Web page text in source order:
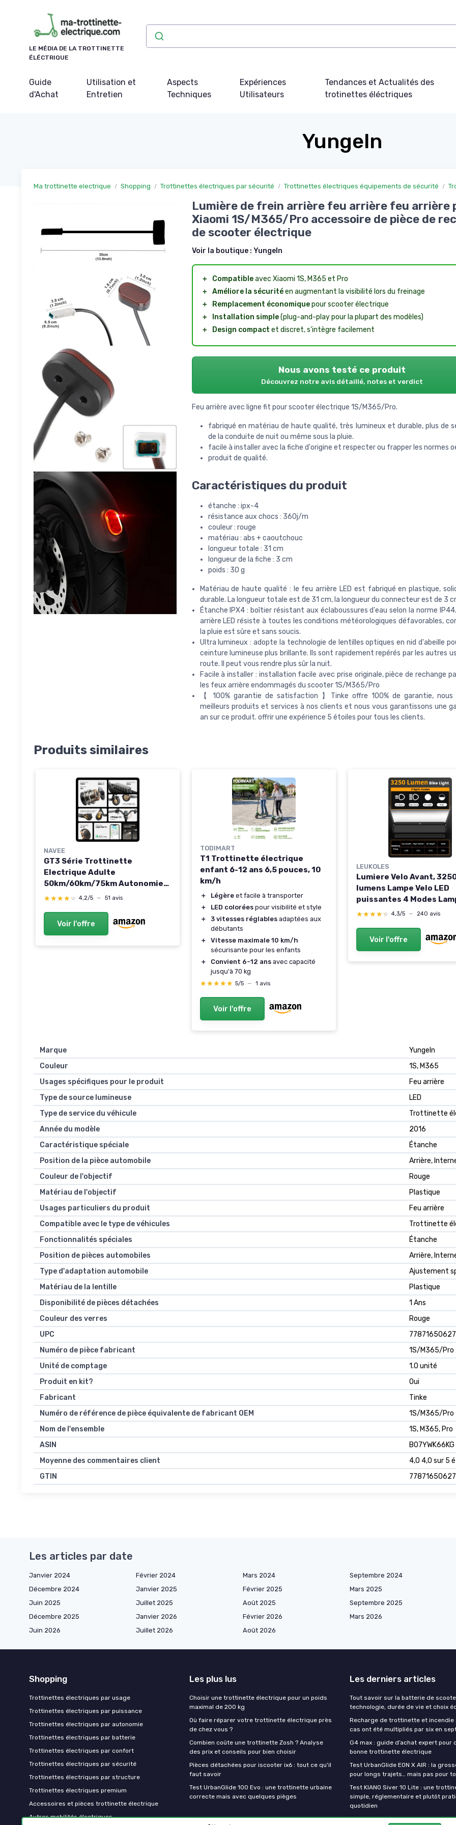
LE MÉDIA DE LA TROTTINETTE
ÉLÉCTRIQUE
Guide
d'Achat
Utilisation et
Entretien
Aspects
Techniques
Expériences
Utilisateurs
Tendances et Actualités des
trotinettes éléctriques
Yungeln
Ma trottinette electrique Shopping Trottinettes électriques par sécurité Trottinettes électriques équipements de sécurité
Lumière de frein arrière feu arrière feu arrière
Xiaomi 1S/M365/Pro accessoire de pièce de
de scooter électrique
Voir la boutique : Yungeln
＋ Compatibleavec Xiaomi 1S, M365 et Pro
＋ Améliore la sécuritéen augmentant la visibilité lors du freinage
＋
Remplacement économiquepour scooter électrique
＋
Installation simple(plug-and-play pour la plupart des modèles)
＋
Design compact et discret, s'intègre facilement
Nous avons testé ce produit
Découvrez notre avis détaillé, notes et verdict
Feu arrière avec ligne fit pour scooter électrique 1S/M365/Pro.
fabriqué en matériau de haute qualité, très lumineux et durable, plus de
de la conduite de nuit ou même sous la pluie.
facile à installer avec la fiche d'origine et respecter ou frapper les normes
produit de qualité.
Caractéristiques du produit
étanche : ipx-4
résistance aux chocs : 360j/m
couleur : rouge
matériau : abs + caoutchouc
longueur totale : 31 cm
longueur de la fiche : 3 cm
poids : 30 g
Matériau de haute qualité : le feu arrière LED est fabriqué en plastique,
durable. La longueur totale est de 31 cm, la longueur du connecteur est de 3
Étanche IPX4 : boîtier résistant aux éclaboussures d'eau selon la norme
arrière LED résiste à toutes les conditions météorologiques défavorables,
la pluie est sûre et sans soucis.
Ultra lumineux : adopte la technologie de lentilles optiques en nid d'abeille
ceinture lumineuse plus brillante. Ils sont rapidement repérés par les autres
route. Il peut vous rendre plus sûr la nuit.
Facile à installer : installation facile avec prise originale, pièce de rechange
les feux arrière endommagés du scooter 1S/M365/Pro
【 100% garantie de satisfaction 】Tinke offre 100% de garantie, nous
meilleurs produits et services à nos clients et nous vous garantissons une
an sur ce produit. offrir une expérience 5 étoiles pour tous les clients.
Produits similaires
NAVEE
GT3 Série Trottinette
Electrique Adulte
50km/60km/75km Autonomie
25km/h Max, Moteur
Tubeless, IPX5, Verrouillage
Bluetooth, TCS, Apple Find My
★★★★★
★★★★★ 4,2/5 — 51 avis
Voir l'offre
TODIMART
T1 Trottinette électrique
enfant 6-12 ans 6,5 pouces, 10
km/h
＋ Légère et facile à transporter
＋
LED colorées pour visibilité et style
＋
3 vitesses réglables adaptées aux
débutants
＋
Vitesse maximale 10 km/h
sécurisante pour les enfants
＋
Convient 6-12 ans avec capacité
jusqu'à 70 kg
★★★★★
★★★★★ 5/5 — 1 avis
Voir l'offre
LEUKOLES
Lumiere Velo Avant,
lumens Lampe Velo LED
puissantes 4 Modes
8000mah Rechargeable
Convient aux vélos VTT
★★★★★
★★★★★ 4,3/5 — 240 avis
Voir l'offre
Marque
Yungeln
Couleur
1S, M365
Usages spécifiques pour le produit
Feu arrière
Type de source lumineuse
LED
Type de service du véhicule
Trottinette
Année du modèle
2016
Caractéristique spéciale
Étanche
Position de la pièce automobile
Arrière,
Couleur de l'objectif
Rouge
Matériau de l'objectif
Plastique
Usages particuliers du produit
Feu arrière
Compatible avec le type de véhicules
Trottinette
Fonctionnalités spéciales
Étanche
Position de pièces automobiles
Arrière,
Type d'adaptation automobile
Ajustement
Matériau de la lentille
Plastique
Disponibilité de pièces détachées
1 Ans
Couleur des verres
Rouge
UPC
Numéro de pièce fabricant
1S/M365/Pro
Unité de comptage
1.0 unité
Produit en kit?
Oui
Fabricant
Tinke
Numéro de référence de pièce équivalente de fabricant OEM
1S/M365/Pro
Nom de l'ensemble
1S, M365, Pro
ASIN
B07YWK66KG
Moyenne des commentaires client
4,0 4,0 sur 5
GTIN
Les articles par date
Janvier 2024 Février 2024 Mars 2024 Septembre 2024
Décembre 2024
Janvier 2025 Février 2025 Mars 2025
Juin 2025
Juillet 2025 Août 2025 Septembre 2025
Décembre 2025
Janvier 2026 Février 2026 Mars 2026
Juin 2026
Juillet 2026 Août 2026
Shopping
Trottinettes électriques par usage
Trottinettes électriques par puissance
Trottinettes électriques par autonomie
Trottinettes électriques par batterie
Trottinettes électriques par confort
Trottinettes électriques par sécurité
Trottinettes électriques par structure
Trottinettes électriques premium
Accessoires et pièces trottinette électrique
Autres mobilités électriques
Les plus lus
Choisir une trottinette électrique pour un poids
maximal de 200 kg
Où faire réparer votre trottinette électrique près
de chez vous ?
Combien coûte une trottinette Zosh ? Analyse
des prix et conseils pour bien choisir
Pièces détachées pour iscooter ix6 : tout ce qu'il
faut savoir
Test UrbanGlide 100 Evo : une trottinette urbaine
correcte mais avec quelques pièges
Les derniers articles
Tout savoir sur la batterie de
technologie, durée de vie et choix
Recharge de trottinette et incendie
cas ont été multipliés par six en
G4 max : guide d’achat expert pour
bonne trottinette électrique
Test UrbanGlide EON X AIR : la
pour longs trajets… mais pas pour
Test KIANO Siver 10 Lite : une
simple, réglementaire et plutôt
quotidien